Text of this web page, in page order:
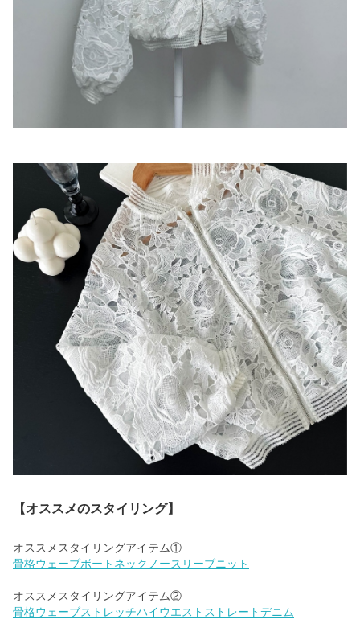
【オススメのスタイリング】
骨格ウェーブボートネックノースリーブニット
骨格ウェーブストレッチハイウエストストレートデニム